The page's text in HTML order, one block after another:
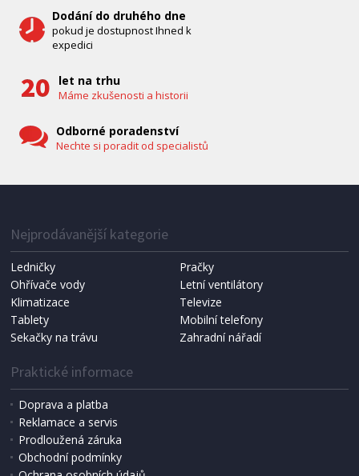
NÁHRADNÍ SÁČKY DO VYSAVAČE
Koma KRA-SB02S (Multi Bag, S-BAG SMS)
Dodání do druhého dne
pokud je dostupnost Ihned k
expedici
let na trhu
Máme zkušenosti a historii
Odborné poradenství
Nechte si poradit od specialistů
Nejprodávanější kategorie
Ledničky
Pračky
Ohřívače vody
Letní ventilátory
Klimatizace
Televize
Tablety
Mobilní telefony
Sekačky na trávu
Zahradní nářadí
Praktické informace
Doprava a platba
Reklamace a servis
Prodloužená záruka
Obchodní podmínky